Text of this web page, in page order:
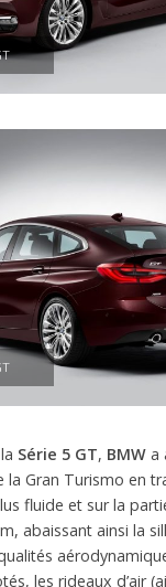
Série 5 GT, BMWa
la Gran Turismo en
fluide et sur la
abaissant ainsi la
les rideaux d’air